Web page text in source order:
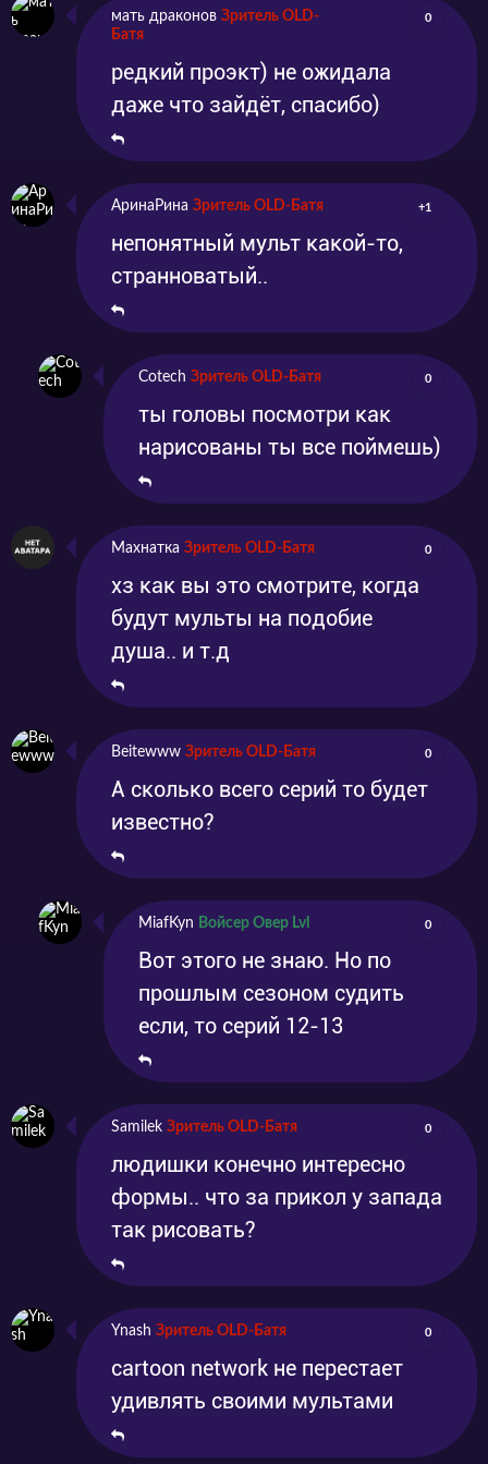
мать драконов Зритель OLD-
Батя
0
редкий проэкт) не ожидала
даже что зайдёт, спасибо)
АринаРина Зритель OLD-Батя +1
непонятный мульт какой-то,
странноватый..
Cotech Зритель OLD-Батя 0
ты головы посмотри как
нарисованы ты все поймешь)
Махнатка Зритель OLD-Батя 0
хз как вы это смотрите, когда
будут мульты на подобие
душа.. и т.д
Beitewww Зритель OLD-Батя 0
А сколько всего серий то будет
известно?
MiafKyn Войсер Овер Lvl 0
Вот этого не знаю. Но по
прошлым сезоном судить
если, то серий 12-13
Samilek Зритель OLD-Батя 0
людишки конечно интересно
формы.. что за прикол у запада
так рисовать?
Ynash Зритель OLD-Батя 0
cartoon network не перестает
удивлять своими мультами